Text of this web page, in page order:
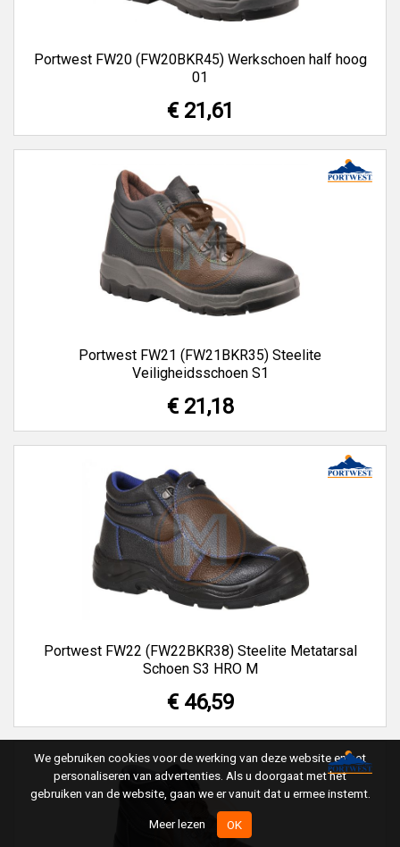
Portwest FW20 (FW20BKR45) Werkschoen half hoog
01
€ 21,61
Portwest FW21 (FW21BKR35) Steelite
Veiligheidsschoen S1
€ 21,18
Portwest FW22 (FW22BKR38) Steelite Metatarsal
Schoen S3 HRO M
€ 46,59
We gebruiken cookies voor de werking van deze website en het
personaliseren van advertenties. Als u doorgaat met het
gebruiken van de website, gaan we er vanuit dat u ermee instemt.
Meer lezen OK